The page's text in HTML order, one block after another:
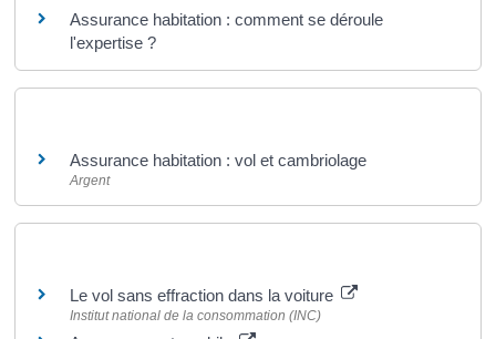
Assurance habitation : comment se déroule
l'expertise ?
Assurance habitation : vol et cambriolage
Argent
Le vol sans effraction dans la voiture
Institut national de la consommation (INC)